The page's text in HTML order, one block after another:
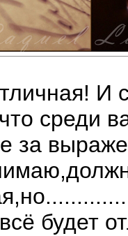
И
среди
за
будет